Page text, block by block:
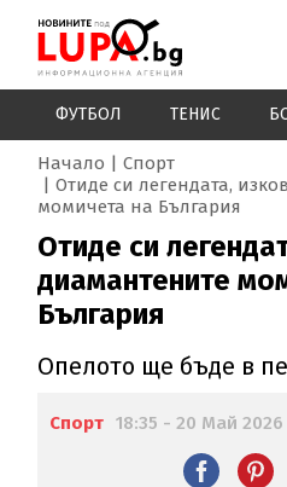
ФУТБОЛ ТЕНИС
Начало
Спорт
Отиде си легендата,
момичета на България
Отиде си
диамантените
България
Опелото ще бъде в
Спорт 18:35 - 20 Май 2026